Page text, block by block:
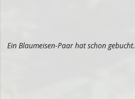
Ein Blaumeisen-Paar hat schon gebucht.